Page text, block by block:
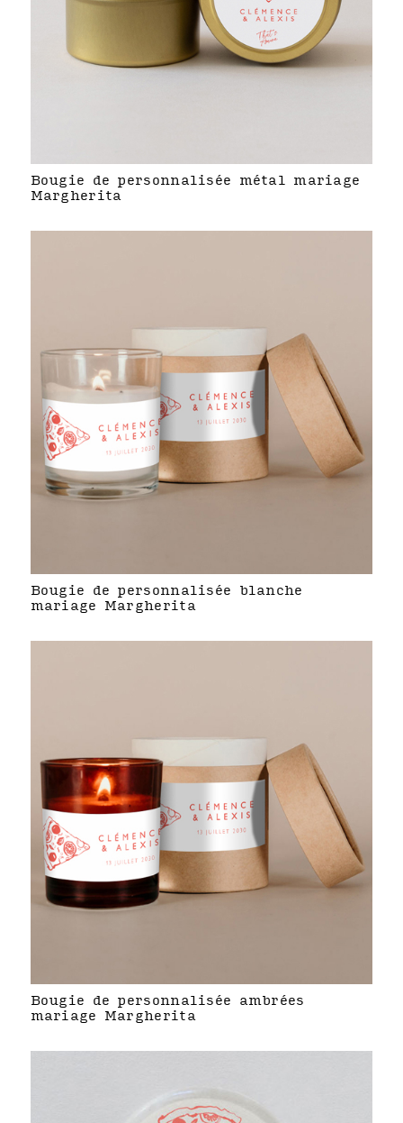
Bougie de personnalisée métal mariage
Margherita
Bougie de personnalisée blanche
mariage Margherita
Bougie de personnalisée ambrées
mariage Margherita